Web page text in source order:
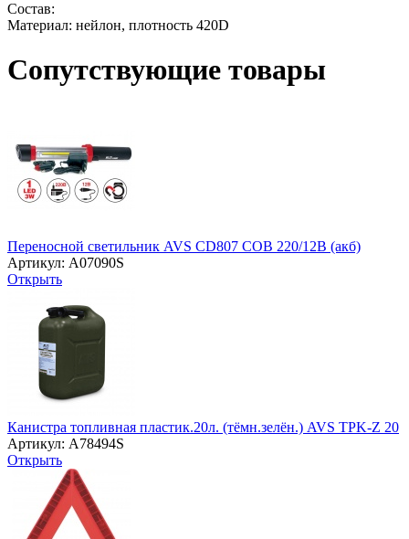
Состав:
Материал: нейлон, плотность 420D
Сопутствующие товары
Переносной светильник AVS CD807 COB 220/12В (акб)
Артикул: A07090S
Открыть
Канистра топливная пластик.20л. (тёмн.зелён.) AVS TPK-Z 20
Артикул: A78494S
Открыть